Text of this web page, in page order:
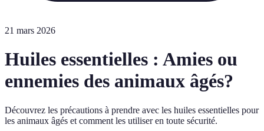
21 mars 2026
Huiles essentielles : Amies ou
ennemies des animaux âgés?
Découvrez les précautions à prendre avec les huiles essentielles pour
les animaux âgés et comment les utiliser en toute sécurité.